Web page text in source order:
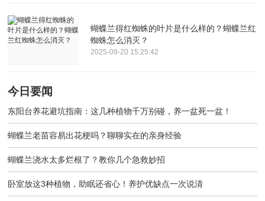
蝴蝶兰得红蜘蛛的叶片是什么样的？蝴蝶兰红
蜘蛛怎么消灭？
2025-09-20 15:25:42
今日要闻
东阳台养花避坑指南：这几种植物千万别碰，养一盆死一盆！
蝴蝶兰老苗容易出花梗吗？聊聊实在的亲身经验
蝴蝶兰浇水太多烂根了？教你几个急救妙招
卧室放这3种植物，助眠还省心！养护优缺点一次说清